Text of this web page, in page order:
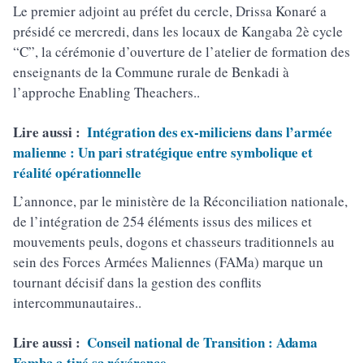
Le premier adjoint au préfet du cercle, Drissa Konaré a
présidé ce mercredi, dans les locaux de Kangaba 2è cycle
“C”, la cérémonie d’ouverture de l’atelier de formation des
enseignants de la Commune rurale de Benkadi à
l’approche Enabling Theachers..
Lire aussi : Intégration des ex-miliciens dans l’armée
malienne : Un pari stratégique entre symbolique et
réalité opérationnelle
L’annonce, par le ministère de la Réconciliation nationale,
de l’intégration de 254 éléments issus des milices et
mouvements peuls, dogons et chasseurs traditionnels au
sein des Forces Armées Maliennes (FAMa) marque un
tournant décisif dans la gestion des conflits
intercommunautaires..
Lire aussi : Conseil national de Transition : Adama